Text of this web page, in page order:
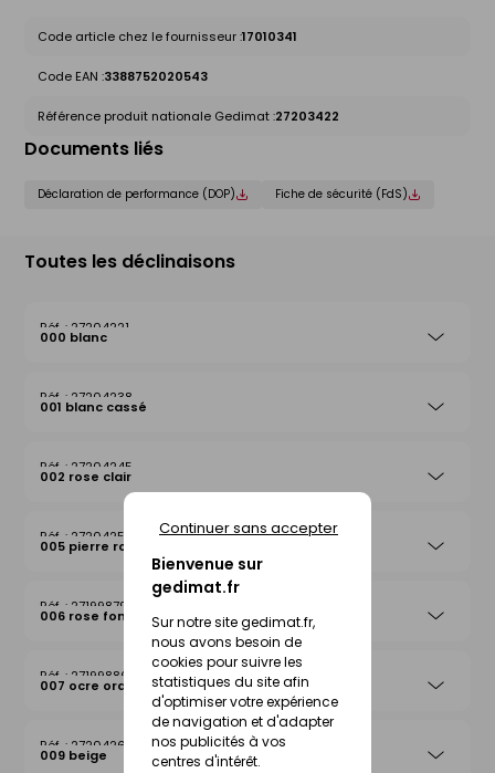
Bienvenue sur
gedimat.fr
Sur notre site gedimat.fr,
nous avons besoin de
cookies pour suivre les
statistiques du site afin
d'optimiser votre expérience
de navigation et d'adapter
nos publicités à vos
centres d'intérêt.
Continuer sans accepter
Code article chez le fournisseur :17010341
Code EAN :3388752020543
Référence produit nationale Gedimat :27203422
Documents liés
Déclaration de performance (DOP) Fiche de sécurité (FdS)
Toutes les déclinaisons
27204221
000 blanc
27204238
001 blanc cassé
27204245
002 rose clair
27204252
005 pierre rosée
27199879
006 rose foncé
27199886
007 ocre orange
27204269
009 beige